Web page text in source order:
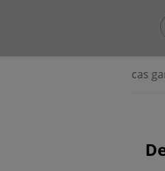
⭐ Prácticas